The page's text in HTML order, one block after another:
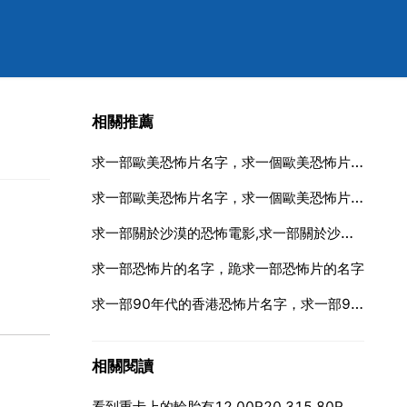
相關推薦
求一部歐美恐怖片名字，求一個歐美恐怖片的名字。
求一部歐美恐怖片名字，求一個歐美恐怖片的名字。
求一部關於沙漠的恐怖電影,求一部關於沙漠的恐怖電影
求一部恐怖片的名字，跪求一部恐怖片的名字
求一部90年代的香港恐怖片名字，求一部90年代鬼片名字，好像是香港的
相關閱讀